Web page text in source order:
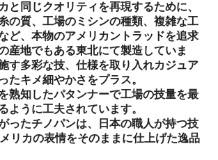
と同じクオリティを再現するために、
の質、工場のミシンの種類、複雑な工
ど、本物のアメリカントラッドを追求
産地でもある東北にて製造していま
す多彩な技、仕様を取り入れカジュア
たキメ細やかさをプラス。
熟知したパタンナーで工場の技量を最
ように工夫されています。
ったチノパンは、日本の職人が持つ技
リカの表情をそのままに仕上げた逸品